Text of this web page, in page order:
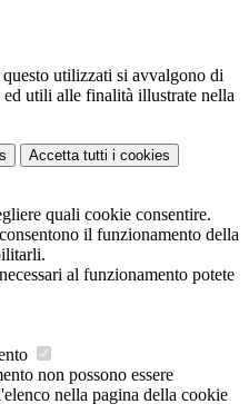
utilizzati si avvalgono di
utili alle finalità illustrate nella
Accetta tutti i cookies
quali cookie consentire.
il funzionamento della
al funzionamento potete
non possono essere
nella pagina della cookie